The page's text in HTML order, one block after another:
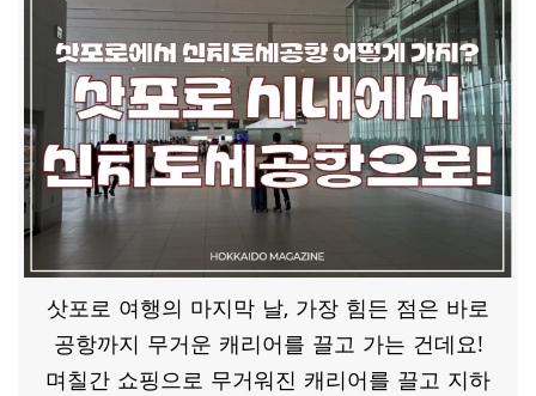
삿포로 여행의 마지막 날, 가장 힘든 점은 바로
공항까지 무거운 캐리어를 끌고 가는 건데요!
며칠간 쇼핑으로 무거워진 캐리어를 끌고 지하